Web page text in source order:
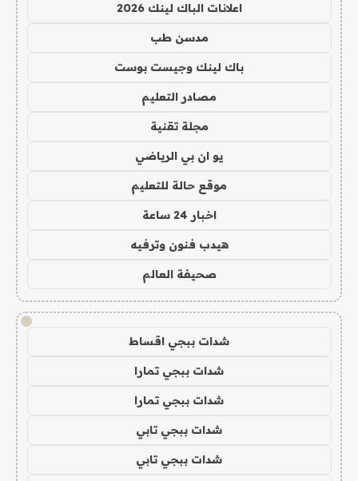
اعلانات الباك لينك 2026
مدسن طب
باك لينك وجيست بوست
مصادر التعليم
مجلة تقنية
يو ان بي الرياضي
موقع حالة للتعليم
اخبار 24 ساعة
هيدب فنون وترفيه
صحيفة العالم
!
شدات ببجي اقساط
شدات ببجي تمارا
شدات ببجي تمارا
شدات ببجي تابي
شدات ببجي تابي